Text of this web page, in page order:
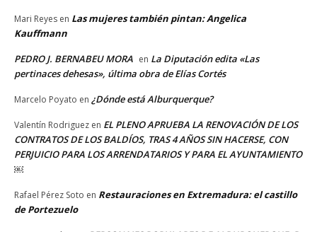
Mari Reyes en Las mujeres también pintan: Angelica
Kauffmann
PEDRO J. BERNABEU MORA en La Diputación edita «Las
pertinaces dehesas», última obra de Elías Cortés
Marcelo Poyato en ¿Dónde está Alburquerque?
Valentín Rodriguez en EL PLENO APRUEBA LA RENOVACIÓN DE LOS
CONTRATOS DE LOS BALDÍOS, TRAS 4 AÑOS SIN HACERSE, CON
PERJUICIO PARA LOS ARRENDATARIOS Y PARA EL AYUNTAMIENTO
￼
Rafael Pérez Soto en Restauraciones en Extremadura: el castillo
de Portezuelo